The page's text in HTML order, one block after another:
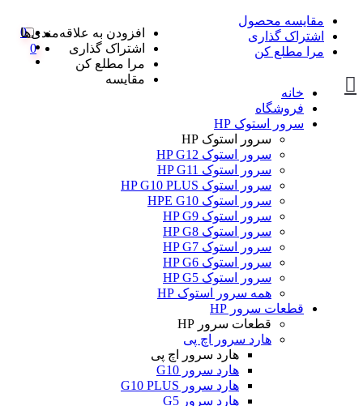
مقایسه محصول
اشتراک گذاری
مرا مطلع کن
0
0
خانه
فروشگاه
سرور استوک HP
سرور استوک HP
سرور استوک HP G12
سرور استوک HP G11
سرور استوک HP G10 PLUS
سرور استوک HPE G10
سرور استوک HP G9
سرور استوک HP G8
سرور استوک HP G7
سرور استوک HP G6
سرور استوک HP G5
همه سرور استوک HP
قطعات سرور HP
قطعات سرور HP
هارد سرور اچ پی
هارد سرور اچ پی
هارد سرور G10
هارد سرور G10 PLUS
هارد سرور G5
افزودن به علاقه‌مندی‌ها
اشتراک گذاری
مرا مطلع کن
مقایسه